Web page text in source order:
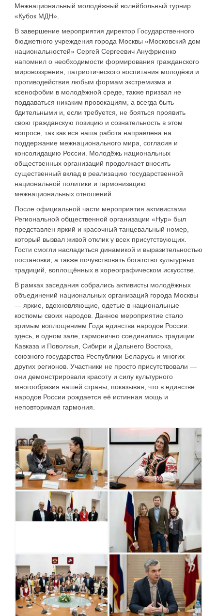
Межнациональный молодёжный волейбольный турнир
«Кубок МДН».
В завершение мероприятия директор Государственного
бюджетного учреждения города Москвы «Московский дом
национальностей» Сергей Сергеевич Ануфриенко
напомнил о необходимости формирования гражданского
мировоззрения, патриотического воспитания молодёжи и
противодействия любым формам экстремизма и
ксенофобии в молодёжной среде, также призвал не
поддаваться никаким провокациям, а всегда быть
бдительными и, если требуется, не бояться проявить
свою гражданскую позицию и сознательность в этом
вопросе, так как вся наша работа направлена на
поддержание межнационального мира, согласия и
консолидацию России. Молодёжь национальных
общественных организаций продолжает вносить
существенный вклад в реализацию государственной
национальной политики и гармонизацию
межнациональных отношений.
После официальной части мероприятия активистами
Региональной общественной организации «Нур» был
представлен яркий и красочный танцевальный номер,
который вызвал живой отклик у всех присутствующих.
Гости смогли насладиться динамикой и выразительностью
постановки, а также почувствовать богатство культурных
традиций, воплощённых в хореографическом искусстве.
В рамках заседания собрались активисты молодёжных
объединений национальных организаций города Москвы
— яркие, вдохновляющие, одетые в национальные
костюмы своих народов. Данное мероприятие стало
зримым воплощением Года единства народов России:
здесь, в одном зале, гармонично соединились традиции
Кавказа и Поволжья, Сибири и Дальнего Востока,
союзного государства Республики Беларусь и многих
других регионов. Участники не просто присутствовали —
они демонстрировали красоту и силу культурного
многообразия нашей страны, показывая, что в единстве
народов России рождается её истинная мощь и
неповторимая гармония.